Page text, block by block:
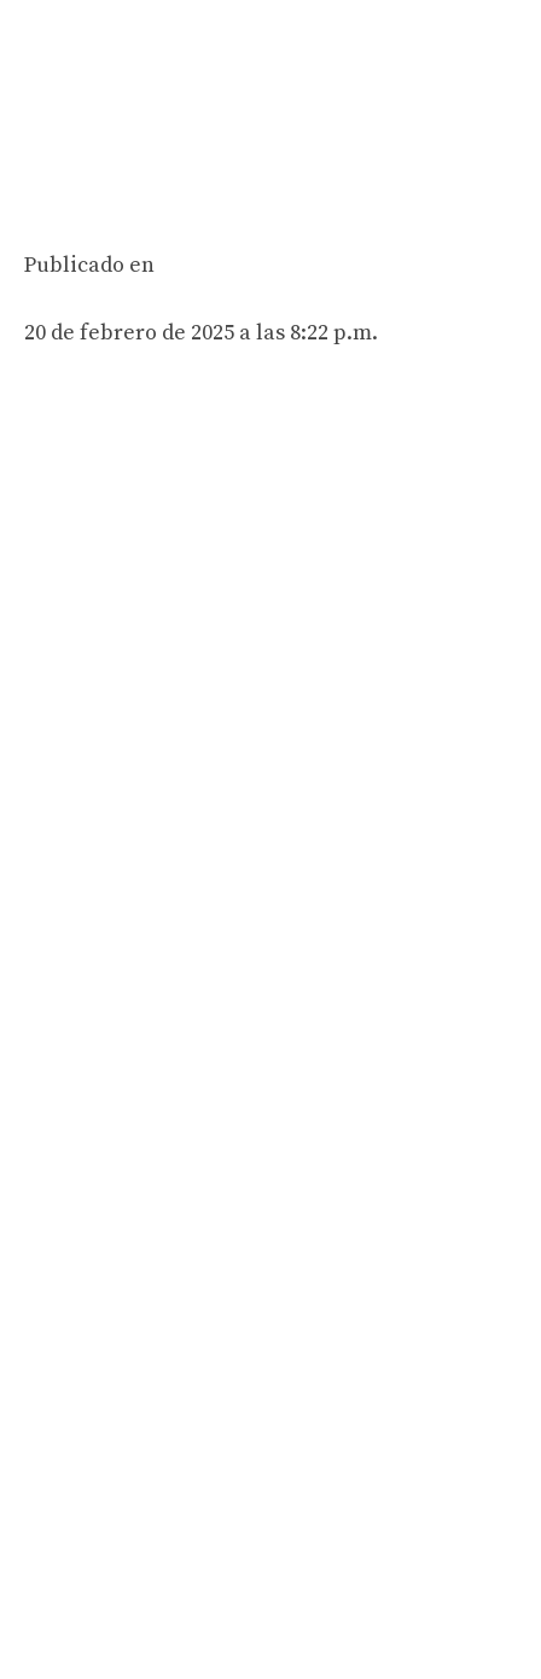
Publicado en
20 de febrero de 2025 a las 8:22 p.m.